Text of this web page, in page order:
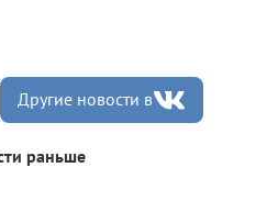
Другие новости в
раньше